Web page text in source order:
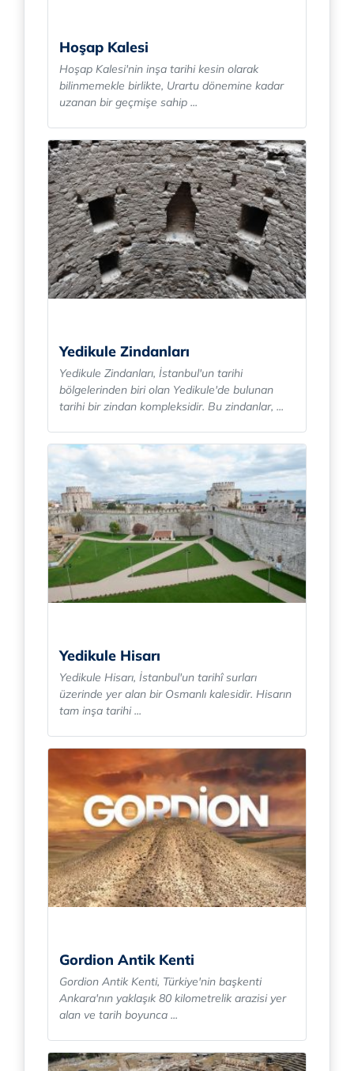
Hoşap Kalesi
Hoşap Kalesi'nin inşa tarihi kesin olarak
bilinmemekle birlikte, Urartu dönemine kadar
uzanan bir geçmişe sahip ...
Yedikule Zindanları
Yedikule Zindanları, İstanbul'un tarihi
bölgelerinden biri olan Yedikule'de bulunan
tarihi bir zindan kompleksidir. Bu zindanlar, ...
Yedikule Hisarı
Yedikule Hisarı, İstanbul'un tarihî surları
üzerinde yer alan bir Osmanlı kalesidir. Hisarın
tam inşa tarihi ...
Gordion Antik Kenti
Gordion Antik Kenti, Türkiye'nin başkenti
Ankara'nın yaklaşık 80 kilometrelik arazisi yer
alan ve tarih boyunca ...